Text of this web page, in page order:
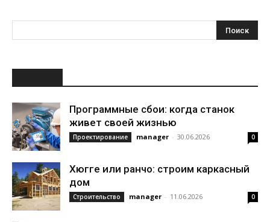
Программные сбои: когда станок
живет своей жизнью
Проектирование manager - 30.06.2026 0
Хюгге или ранчо: строим каркасный
дом
Строительство manager - 11.06.2026 0